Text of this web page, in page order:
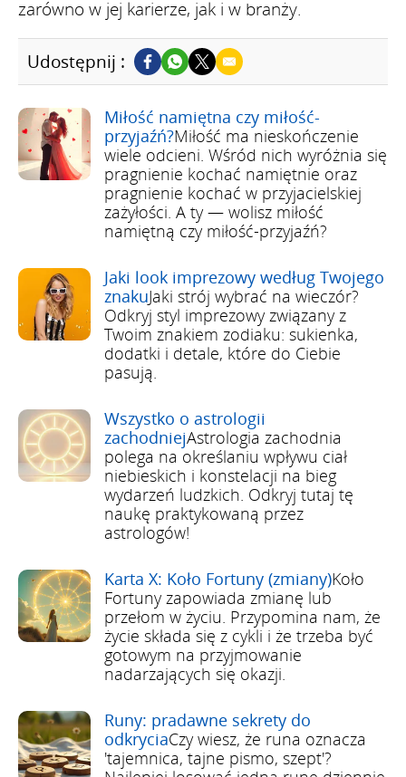
zarówno w jej karierze, jak i w branży.
Udostępnij :
Miłość namiętna czy miłość-
przyjaźń?Miłość ma nieskończenie
wiele odcieni. Wśród nich wyróżnia się
pragnienie kochać namiętnie oraz
pragnienie kochać w przyjacielskiej
zażyłości. A ty — wolisz miłość
namiętną czy miłość-przyjaźń?
Jaki look imprezowy według Twojego
znakuJaki strój wybrać na wieczór?
Odkryj styl imprezowy związany z
Twoim znakiem zodiaku: sukienka,
dodatki i detale, które do Ciebie
pasują.
Wszystko o astrologii
zachodniejAstrologia zachodnia
polega na określaniu wpływu ciał
niebieskich i konstelacji na bieg
wydarzeń ludzkich. Odkryj tutaj tę
naukę praktykowaną przez
astrologów!
Karta X: Koło Fortuny (zmiany)Koło
Fortuny zapowiada zmianę lub
przełom w życiu. Przypomina nam, że
życie składa się z cykli i że trzeba być
gotowym na przyjmowanie
nadarzających się okazji.
Runy: pradawne sekrety do
odkryciaCzy wiesz, że runa oznacza
'tajemnica, tajne pismo, szept'?